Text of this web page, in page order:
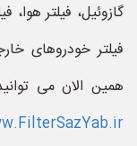
گازوئیل، فیلتر هوا،
فیلتر خودروهای
همین الان می